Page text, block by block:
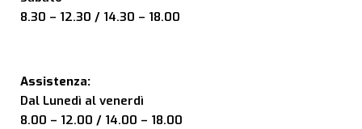
8.30 – 12.30 / 14.30 – 18.00
Assistenza:
Dal Lunedì al venerdì
8.00 – 12.00 / 14.00 – 18.00